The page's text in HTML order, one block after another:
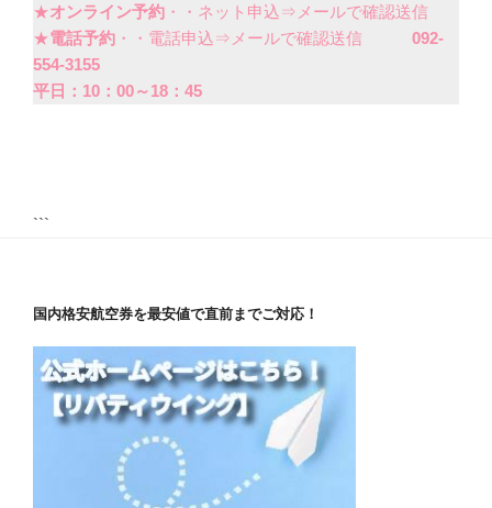
★オンライン予約 ・・ネット申込⇒メールで確認送信
★電話予約 ・・電話申込⇒メールで確認送信 092-
554-3155
平日：10：00～18：45
```
国内格安航空券を最安値で直前までご対応！